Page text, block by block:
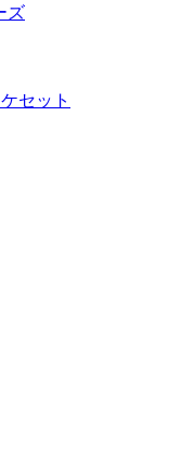
ズ
セット